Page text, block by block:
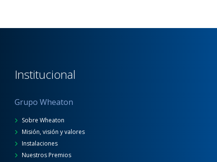
Institucional
Grupo Wheaton
Sobre Wheaton
Misión, visión y valores
Instalaciones
Nuestros Premios